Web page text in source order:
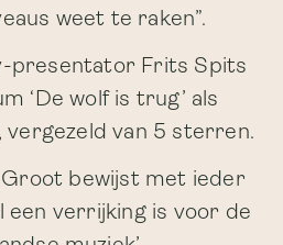
weet te raken”.
presentator Frits Spits
‘De wolf is trug’ als
vergezeld van 5 sterren.
Groot bewijst met ieder
een verrijking is voor de